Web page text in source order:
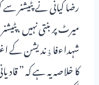
رضا کیانی نے پٹیشنر
میرٹ پر بنتی نہیں
شہداءفاﺅندیشن کے
کا خلاصہ یہ ہے کہ ”